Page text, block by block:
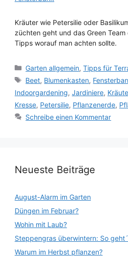
Kräuter wie Petersilie oder
züchten geht und das Green
Tipps worauf man achten sollte.
Kategorien
Garten allgemein,Tipps für
Schlagwörter
Beet, Blumenkasten,
Indoorgardening, Jardiniere,
Kresse, Petersilie, Pflanzenerde,
Schreibe einen Kommentar
Neueste Beiträge
August-Alarm im Garten
Düngen im Februar?
Wohin mit Laub?
Steppengras überwintern: So
Warum im Herbst pflanzen?